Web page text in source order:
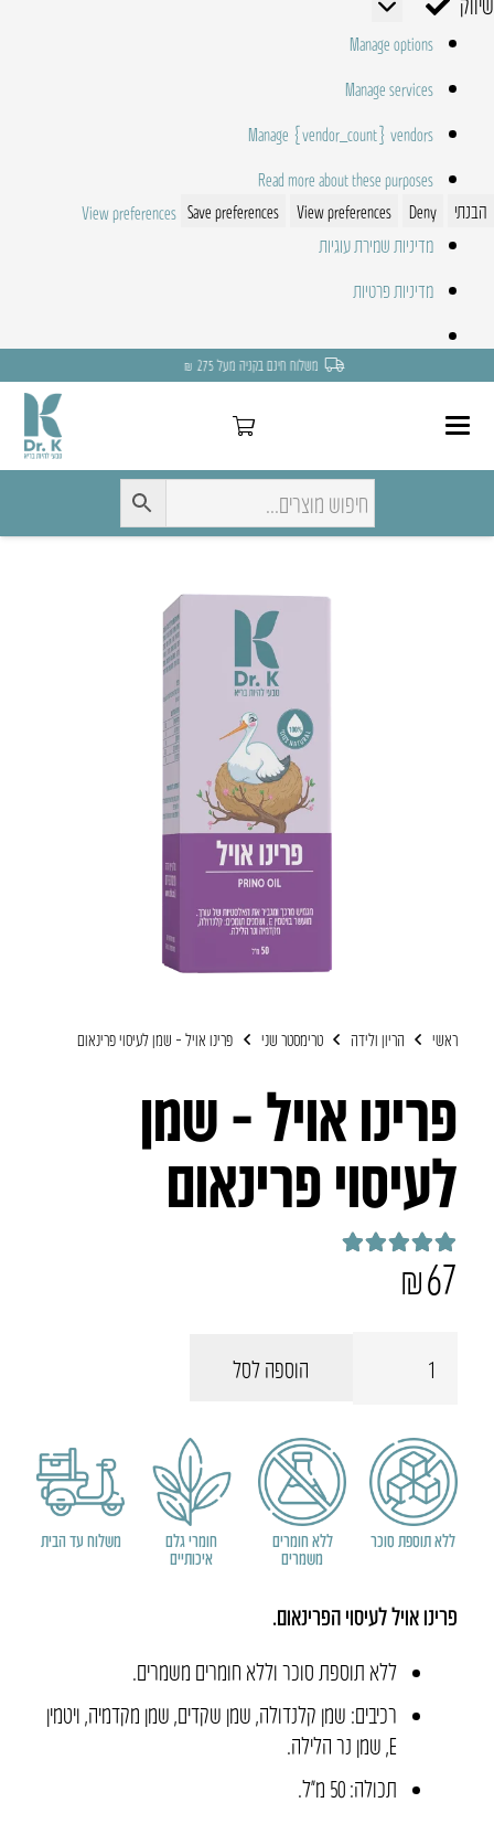
Manage options
Manage services
Manage {vendor_count} vendors
Read more about these purposes
הבנתי
Deny
View preferences
Save preferences
View preferences
מדיניות שמירת עוגיות
מדיניות פרטיות
משלוח חינם בקניה מעל 275 ₪
ראשי הריון ולידה טרימסטר שני פרינו אויל – שמן לעיסוי פרינאום
פרינו אויל – שמן
לעיסוי פרינאום
דורג5.00
₪67
אויל
-
שמן
לעיסוי
הוספה לסל
ללא תוספת סוכר
ללא חומרים
משמרים
חומרי גלם
איכותיים
משלוח עד הבית
פרינו אויל לעיסוי הפרינאום.
ללא תוספת סוכר וללא חומרים משמרים.
רכיבים: שמן קלנדולה, שמן שקדים, שמן מקדמיה, ויטמין
E, שמן נר הלילה.
תכולה: 50 מ״ל.